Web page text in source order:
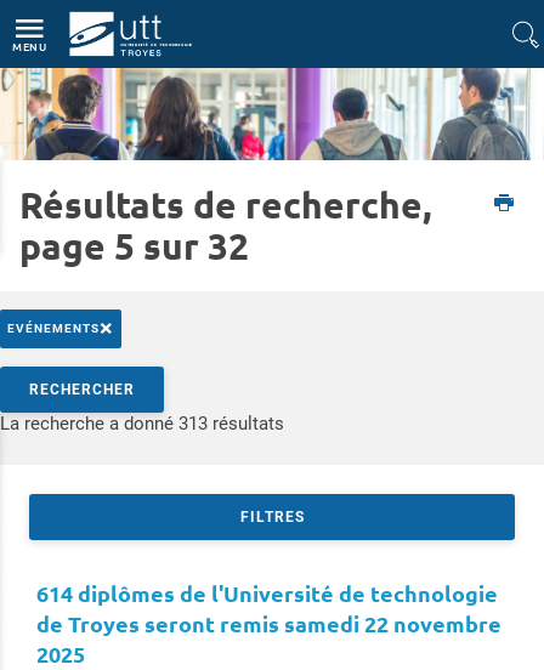
MENU
Accueil Formations
Rencontrez-nous
Les Rencontres Formation Ingénieur
Résultats de recherche,
page 5 sur 32
EVÉNEMENTS×
Rechercher par mots-clés
RECHERCHER
La recherche a donné 313 résultats
FILTRES
614 diplômes de l'Université de technologie
de Troyes seront remis samedi 22 novembre
2025